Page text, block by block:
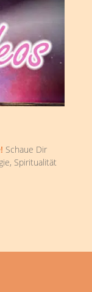
Schaue Dir
Spiritualität